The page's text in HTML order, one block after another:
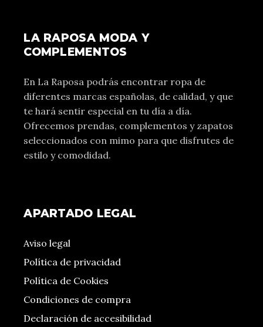
LA RAPOSA MODA Y
COMPLEMENTOS
En La Raposa podrás encontrar ropa de
diferentes marcas españolas, de calidad, y que
te hará sentir especial en tu día a día.
Ofrecemos prendas, complementos y zapatos
seleccionados con mimo para que disfrutes de
estilo y comodidad.
APARTADO LEGAL
Aviso legal
Política de privacidad
Política de Cookies
Condiciones de compra
Declaración de accesibilidad